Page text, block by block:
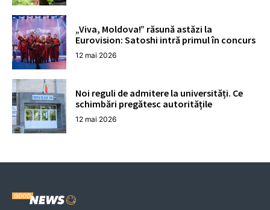
„Viva, Moldova!” răsună astăzi la
Eurovision: Satoshi intră primul în concurs
12 mai 2026
Noi reguli de admitere la universități. Ce
schimbări pregătesc autoritățile
12 mai 2026